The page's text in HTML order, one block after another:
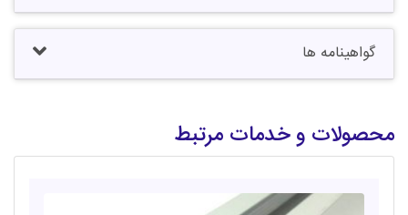
گواهینامه ها
محصولات و خدمات مرتبط